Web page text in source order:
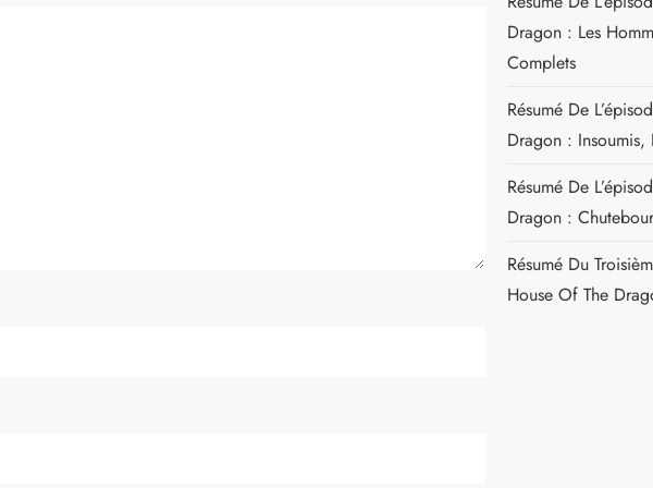
Dragon : Les
Complets
Résumé De
Dragon : Insoumis,
Résumé De
Dragon :
Résumé Du
House Of The